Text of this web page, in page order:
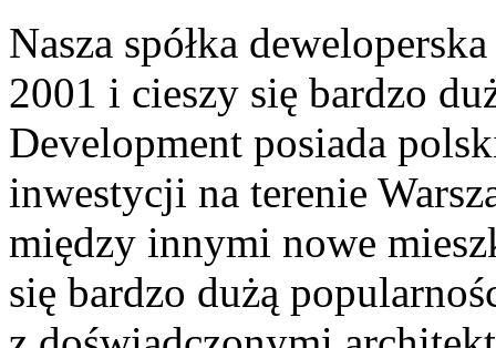
Nasza spółka
2001 i cieszy się bardzo
Development posiada
inwestycji na terenie
między innymi nowe
się bardzo dużą